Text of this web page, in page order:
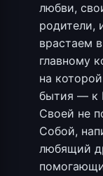
любви,
родители,
врастаем
главному
на
бытия — к
Своей не
Собой,
любящий